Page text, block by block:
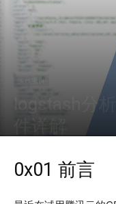
实践项目
logstash分
件详解
0x01 前言